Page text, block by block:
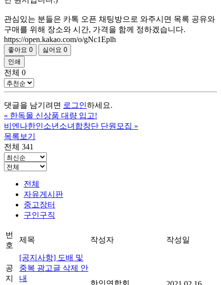
관심있는 분들은 카톡 오픈 채팅방으로 와주시면 목록 공유와
구매를 위해 장소와 시간, 가격을 함께 정하겠습니다.
https://open.kakao.com/o/gNc1Eplh
좋아요 0 싫어요 0
인쇄
전체 0
댓글을 남기려면 로그인하세요.
« 한독몰 신상품 대량 입고!
비엔나한인소년소녀합창단 단원모집 »
목록보기
전체 341
전체
자유게시판
중고장터
구인구직
번
호
제목 작성자 작성일
공
지
[공지사항] 도배 및
중복 광고글 삭제 안
내